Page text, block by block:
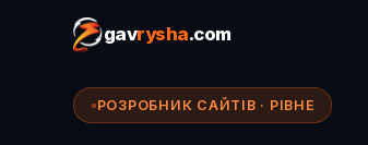
gavrysha.com
РОЗРОБНИК САЙТІВ · РІВНЕ